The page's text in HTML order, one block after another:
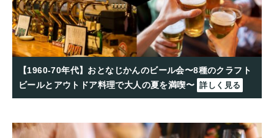
【1960-70年代】おとなじかんのビール会〜8種のクラフト
ビールとアウトドア料理で大人の夏を満喫〜 詳しく見る